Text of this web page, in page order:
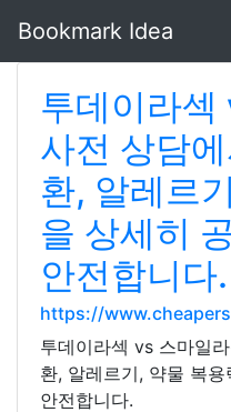
Bookmark Idea
투데이라섹
사전 상담
환, 알레르
을 상세히
안전합니다.
https://
투데이라섹 vs 스마일
환, 알레르기, 약물 복
안전합니다.